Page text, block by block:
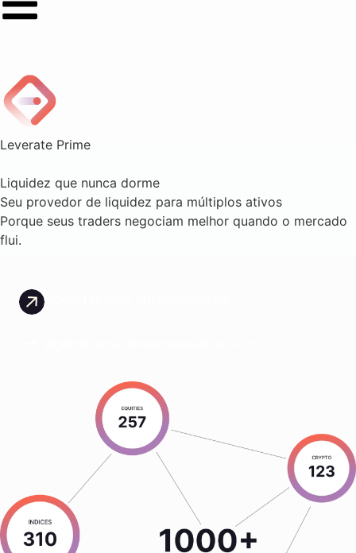
Leverate Prime
Liquidez que nunca dorme
Seu provedor de liquidez para múltiplos ativos
Porque seus traders negociam melhor quando o mercado
flui.